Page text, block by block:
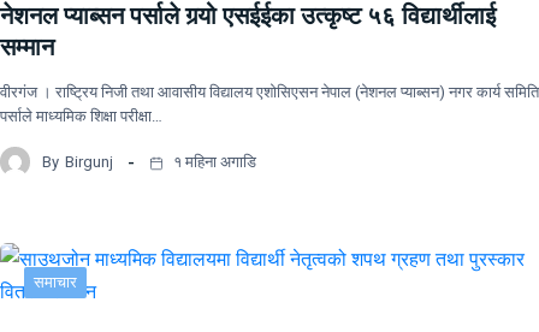
नेशनल प्याब्सन पर्साले गर्‍यो एसईईका उत्कृष्ट ५६ विद्यार्थीलाई
सम्मान
वीरगंज । राष्ट्रिय निजी तथा आवासीय विद्यालय एशोसिएसन नेपाल (नेशनल प्याब्सन) नगर कार्य समिति
पर्साले माध्यमिक शिक्षा परीक्षा…
By Birgunj १ महिना अगाडि
समाचार